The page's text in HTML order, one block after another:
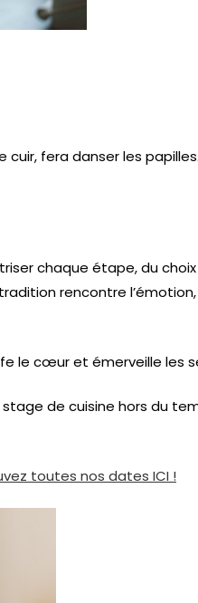
fera danser les papilles.
chaque étape, du
rencontre
le cœur et émerveille les
stage de cuisine hors du
toutes nos dates ICI !